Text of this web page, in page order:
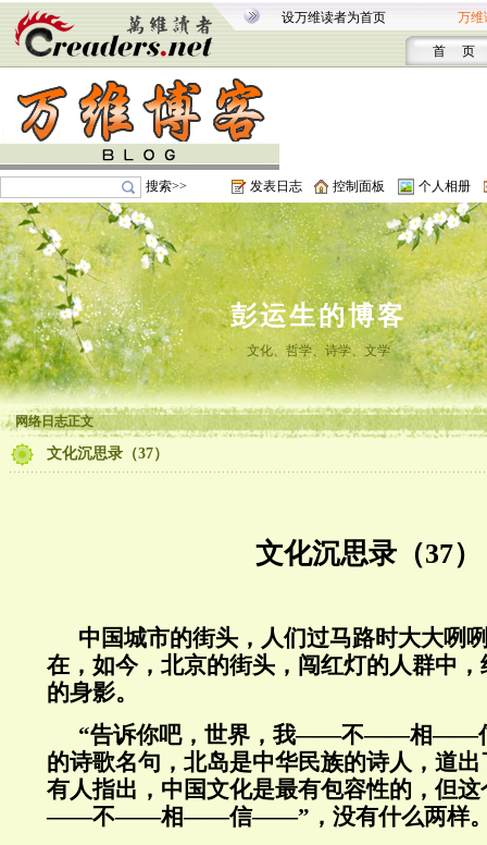
设万维读者为首页 万维
首 页
搜索>> 发表日志 控制面板 个人相册
彭运生的博客
文化、哲学、诗学、文学
网络日志正文
文化沉思录（37）
文化沉思录（37）
中国城市的街头，人们过马路时大大咧
在，如今，北京的街头，闯红灯的人群中
的身影。
“告诉你吧，世界，我——不——相——
的诗歌名句，北岛是中华民族的诗人，道
有人指出，中国文化是最有包容性的，但
——不——相——信——”，没有什么两样